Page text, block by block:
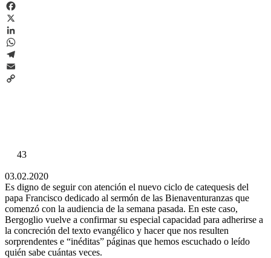
Facebook
X
LinkedIn
WhatsApp
Telegram
Email
43
03.02.2020
Es digno de seguir con atención el nuevo ciclo de catequesis del
papa Francisco dedicado al sermón de las Bienaventuranzas que
comenzó con la audiencia de la semana pasada. En este caso,
Bergoglio vuelve a confirmar su especial capacidad para adherirse a
la concreción del texto evangélico y hacer que nos resulten
sorprendentes e “inéditas” páginas que hemos escuchado o leído
quién sabe cuántas veces.